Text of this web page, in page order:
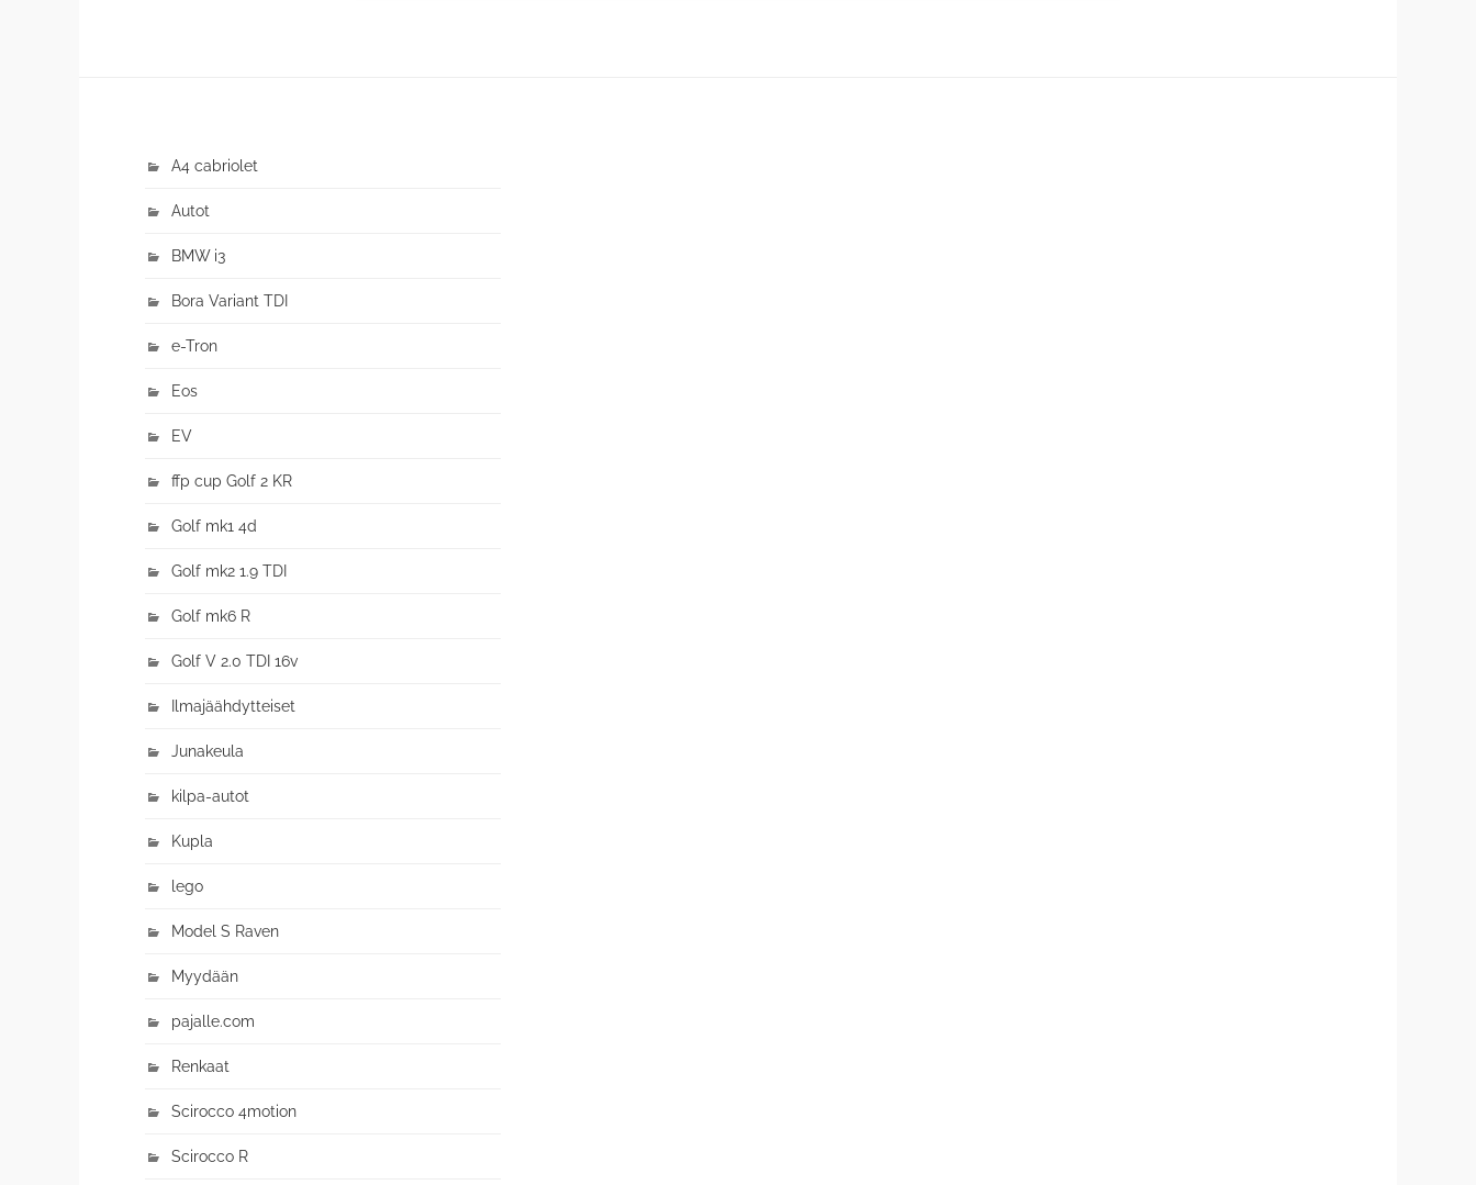
A4 cabriolet
Autot
BMW i3
Bora Variant TDI
e-Tron
Eos
EV
ffp cup Golf 2 KR
Golf mk1 4d
Golf mk2 1.9 TDI
Golf mk6 R
Golf V 2.0 TDI 16v
Ilmajäähdytteiset
Junakeula
kilpa-autot
Kupla
lego
Model S Raven
Myydään
pajalle.com
Renkaat
Scirocco 4motion
Scirocco R